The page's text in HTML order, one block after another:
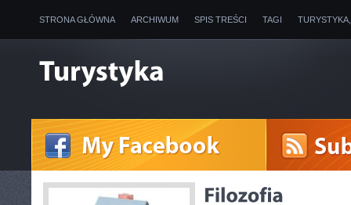
STRONA GŁÓWNA ARCHIWUM SPIS TREŚCI TAGI